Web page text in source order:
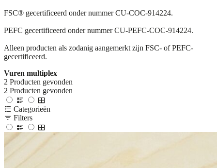
FSC® gecertificeerd onder nummer CU-COC-914224.
PEFC gecertificeerd onder nummer CU-PEFC-COC-914224.
Alleen producten als zodanig aangemerkt zijn FSC- of PEFC-
gecertificeerd.
Vuren multiplex
2 Producten gevonden
2 Producten gevonden
Categorieën
Filters